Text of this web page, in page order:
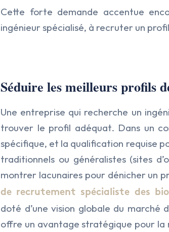
Cette forte demande accentue
ingénieur spécialisé, à recruter un
Séduire les meilleurs profils
Une entreprise qui recherche un
trouver le profil adéquat. Dans un
spécifique, et la qualification requise
traditionnels ou généralistes (sites
montrer lacunaires pour dénicher un
de recrutement spécialiste des
doté d’une vision globale du marché
offre un avantage stratégique pour la